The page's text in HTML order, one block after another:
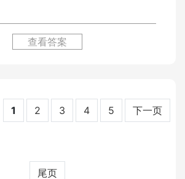
查看答案
1 2 3 4 5 下一页
尾页